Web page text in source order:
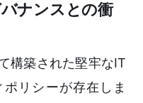
ナンスとの衝
構築された堅牢なIT
リシーが存在しま